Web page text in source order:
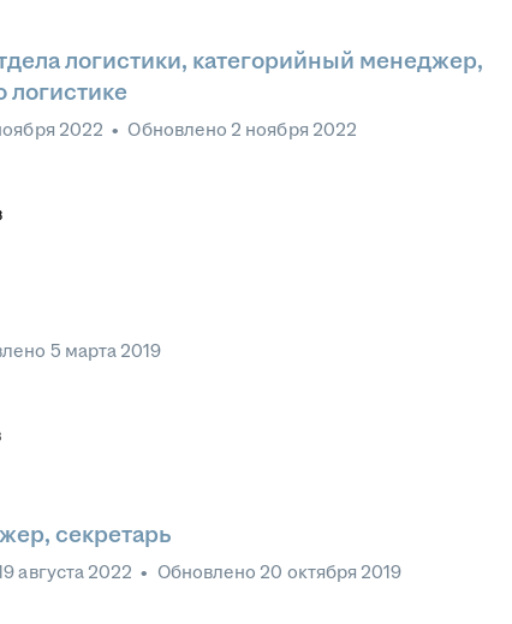
логистики, категорийный менеджер,
2022 • Обновлено 2 ноября 2022
5 марта 2019
секретарь
августа 2022 • Обновлено 20 октября 2019